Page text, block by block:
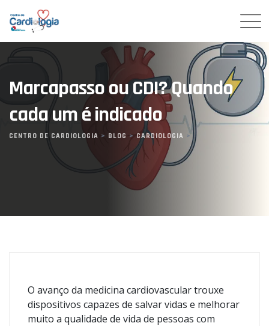
content
Marcapasso ou CDI? Quando
cada um é indicado
CENTRO DE CARDIOLOGIA > BLOG > CARDIOLOGIA >
O avanço da medicina cardiovascular trouxe
dispositivos capazes de salvar vidas e melhorar
muito a qualidade de vida de pessoas com